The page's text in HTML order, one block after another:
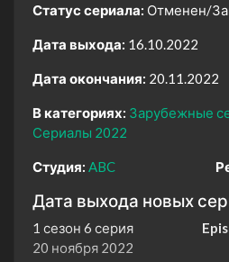
Статус сериала: Отменен/
Дата выхода: 16.10.2022
Дата окончания: 20.11.2022
В категориях: Зарубежные
Сериалы 2022
Студия: ABC
Дата выхода новых
1 сезон 6 серия
20 ноября 2022